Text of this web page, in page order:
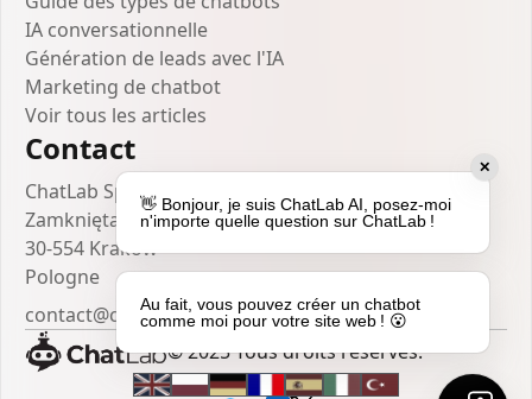
IA conversationnelle
Génération de leads avec l'IA
Marketing de chatbot
Voir tous les articles
Contact
ChatLab Sp. z o.o.
Zamknięta 10/1.5
30-554 Kraków
Pologne
contact@chatlab.com
© 2025 Tous droits réservés.
✕
👋 Bonjour, je suis ChatLab AI, posez-moi
n'importe quelle question sur ChatLab !
Au fait, vous pouvez créer un chatbot
comme moi pour votre site web ! 😮